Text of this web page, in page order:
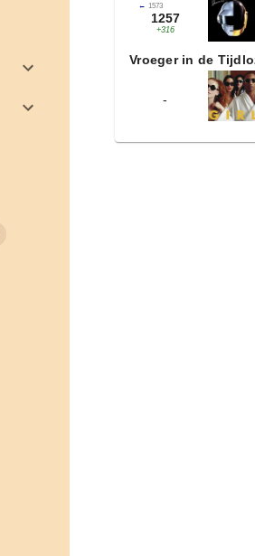
← 1573
1257
+316
Vroeger in de
-